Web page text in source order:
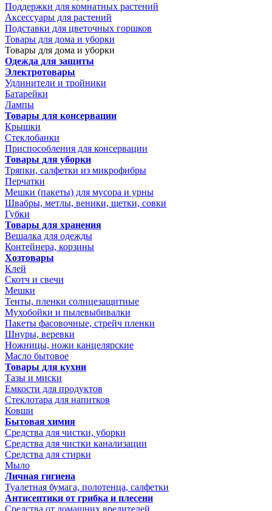
Поддержки для комнатных растений
Аксессуары для растений
Подставки для цветочных горшков
Товары для дома и уборки
Товары для дома и уборки
Одежда для защиты
Электротовары
Удлинители и тройники
Батарейки
Лампы
Товары для консервации
Крышки
Стеклобанки
Приспособления для консервации
Товары для уборки
Тряпки, салфетки из микрофибры
Перчатки
Мешки (пакеты) для мусора и урны
Швабры, метлы, веники, щетки, совки
Губки
Товары для хранения
Вешалка для одежды
Контейнера, корзины
Хозтовары
Клей
Скотч и свечи
Мешки
Тенты, пленки солнцезащитные
Мухобойки и пылевыбивалки
Пакеты фасовочные, стрейч пленки
Шнуры, веревки
Ножницы, ножи канцелярские
Масло бытовое
Товары для кухни
Тазы и миски
Емкости для продуктов
Стеклотара для напитков
Ковши
Бытовая химия
Средства для чистки, уборки
Средства для чистки канализации
Средства для стирки
Мыло
Личная гигиена
Туалетная бумага, полотенца, салфетки
Антисептики от грибка и плесени
Средства от домашних вредителей